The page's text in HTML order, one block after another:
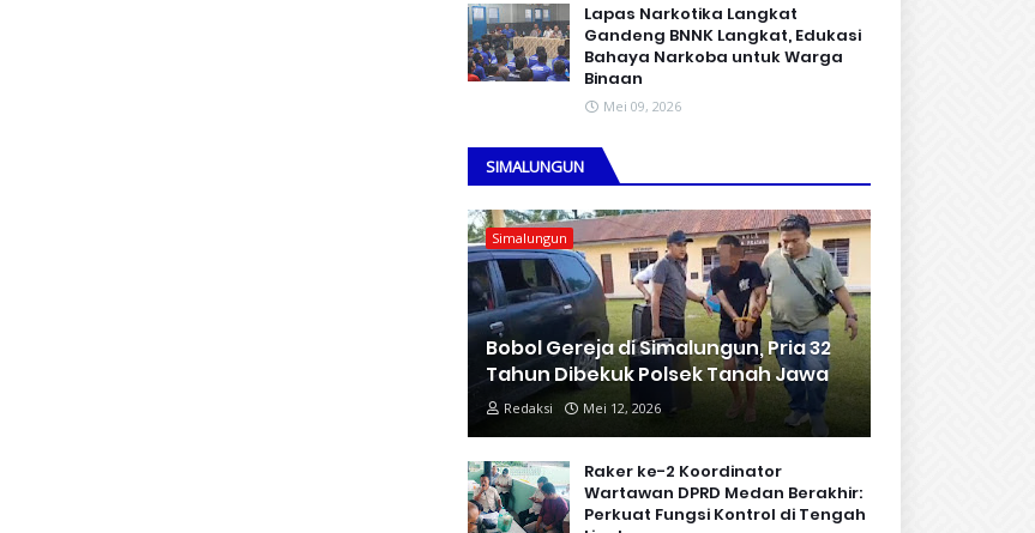
Lapas Narkotika Langkat
Gandeng BNNK Langkat, Edukasi
Bahaya Narkoba untuk Warga
Binaan
Mei 09, 2026
SIMALUNGUN
Simalungun
Bobol Gereja di Simalungun, Pria 32
Tahun Dibekuk Polsek Tanah Jawa
Redaksi Mei 12, 2026
Raker ke-2 Koordinator
Wartawan DPRD Medan Berakhir:
Perkuat Fungsi Kontrol di Tengah